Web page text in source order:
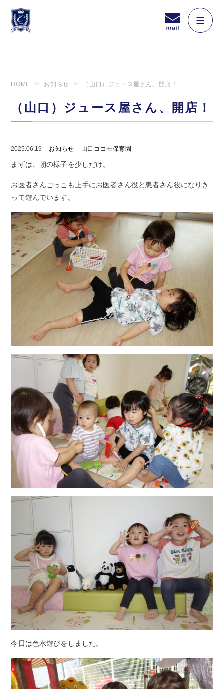
HOME お知らせ （山口）ジュース屋さん、開店！
（山口）ジュース屋さん、開店！
2025.06.19 お知らせ 山口ココモ保育園
まずは、朝の様子を少しだけ。
お医者さんごっこも上手にお医者さん役と患者さん役になりき
って遊んでいます。
今日は色水遊びをしました。